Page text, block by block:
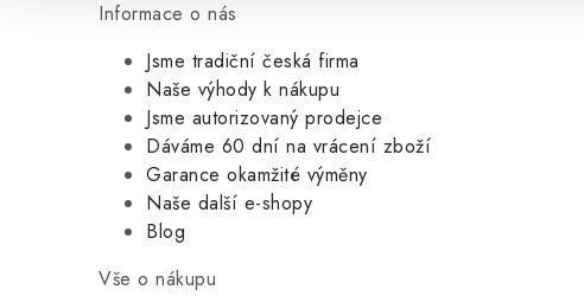
Informace o nás
Jsme tradiční česká firma
Naše výhody k nákupu
Jsme autorizovaný prodejce
Dáváme 60 dní na vrácení zboží
Garance okamžité výměny
Naše další e-shopy
Blog
Vše o nákupu